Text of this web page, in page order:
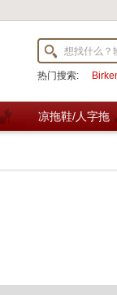
热门搜索:
凉拖鞋/人字拖